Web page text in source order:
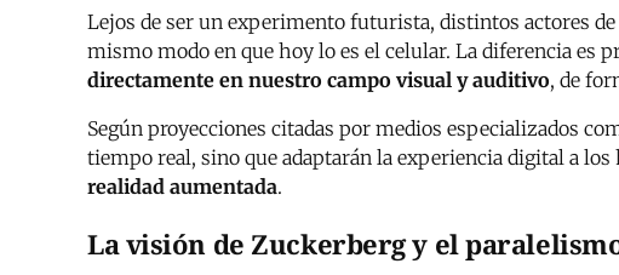
Lejos de ser un experimento futurista, distintos actores
mismo modo en que hoy lo es el celular. La diferencia es
directamente en nuestro campo visual y auditivo, de
Según proyecciones citadas por medios especializados
tiempo real, sino que adaptarán la experiencia digital a
realidad aumentada.
La visión de Zuckerberg y el